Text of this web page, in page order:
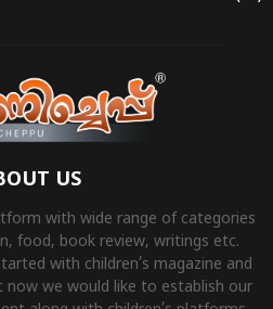
US
with wide range of categories
food, book review, writings etc.
with children’s magazine and
now we would like to establish our